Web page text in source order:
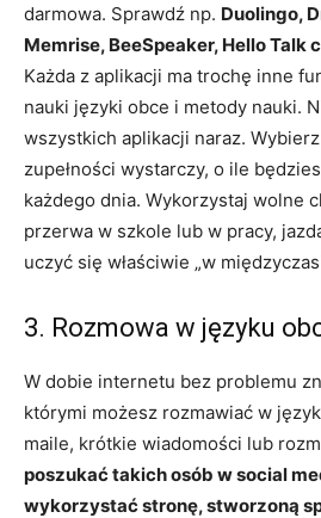
darmowa. Sprawdź np. Duolingo,
Memrise, BeeSpeaker, Hello Talk
Każda z aplikacji ma trochę inne
nauki języki obce i metody nauki.
wszystkich aplikacji naraz.
zupełności wystarczy, o ile
każdego dnia. Wykorzystaj wolne
przerwa w szkole lub w pracy,
uczyć się właściwie „w
3. Rozmowa w języku
W dobie internetu bez problemu
którymi możesz rozmawiać w
maile, krótkie wiadomości lub
poszukać takich osób w social
wykorzystać stronę, stworzoną